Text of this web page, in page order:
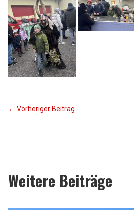
← Vorheriger Beitrag
Weitere Beiträge